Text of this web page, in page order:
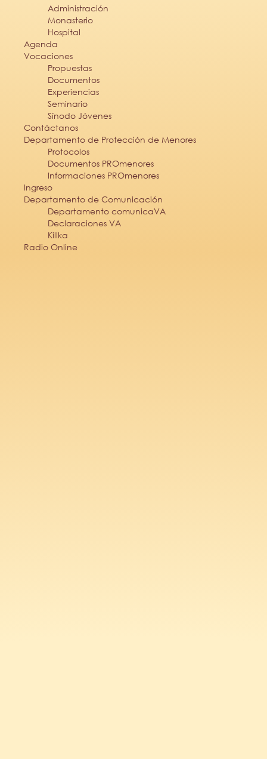
Administración
Monasterio
Hospital
Agenda
Vocaciones
Propuestas
Documentos
Experiencias
Seminario
Sínodo Jóvenes
Contáctanos
Departamento de Protección de Menores
Protocolos
Documentos PROmenores
Informaciones PROmenores
Ingreso
Departamento de Comunicación
Departamento comunicaVA
Declaraciones VA
Killka
Radio Online